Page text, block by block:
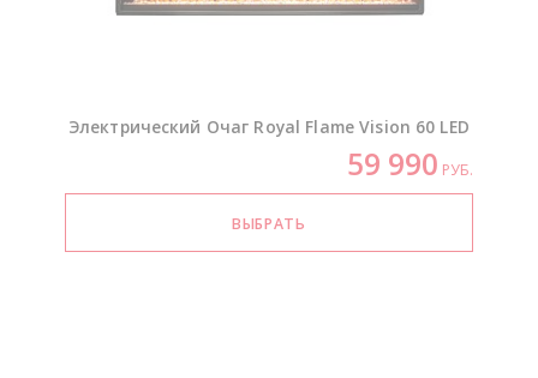
Электрический Очаг Royal Flame Vision 60 LED
59 990 РУБ.